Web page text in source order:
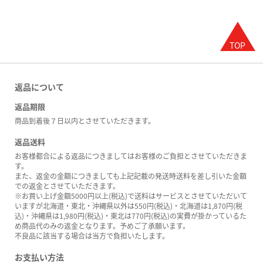
返品について
返品期限
商品到着後７日以内とさせていただきます。
返品送料
お客様都合による返品につきましてはお客様のご負担とさせていただきま
す。
また、返金の金額につきましても上記記載の発送時送料を差し引いた金額
での返金とさせていただきます。
※お買い上げ金額5000円以上(税込)で送料はサービスとさせていただいて
いますが北海道・東北・沖縄県以外は550円(税込)・北海道は1,870円(税
込)・沖縄県は1,980円(税込)・東北は770円(税込)の実費が掛かっているた
め商品代のみの返金となります。予めご了承願います。
不良品に該当する場合は当方で負担いたします。
お支払い方法